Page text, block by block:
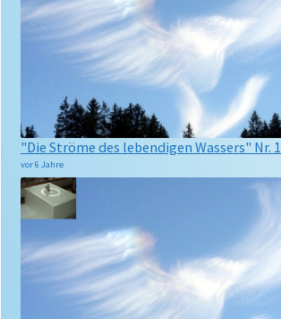
"Die Ströme des lebendigen Wassers" Nr.
vor 6 Jahre